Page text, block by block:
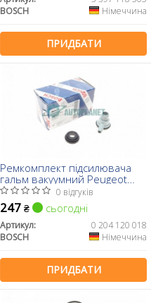
BOSCH
Німеччина
ПРИДБАТИ
Ремкомплект підсилювача
гальм вакуумний Peugeot
Partner/Citroen
Jumpy/Berlingo 96-15
0 відгуків
247 ₴ сьогодні
Артикул:
0 204 120 018
BOSCH
Німеччина
ПРИДБАТИ